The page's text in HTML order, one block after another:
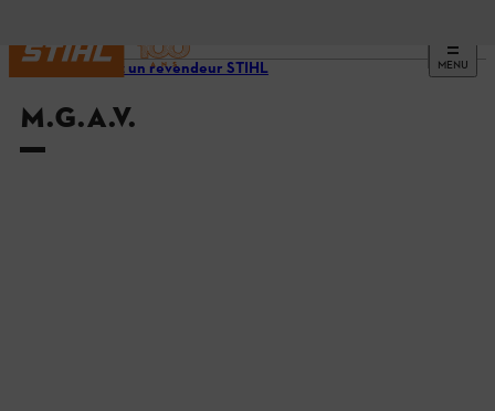
MENU
Trouvez un revendeur STIHL
M.G.A.V.